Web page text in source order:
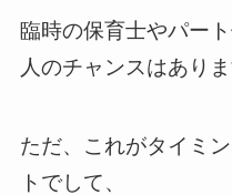
臨時の保育士やパー
人のチャンスはありま
ただ、これがタイミ
トでして、